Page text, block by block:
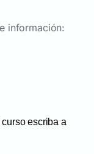
información:
escriba a